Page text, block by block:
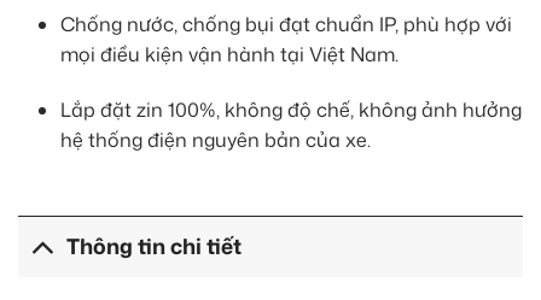
Chống nước, chống bụi đạt chuẩn IP, phù hợp với
mọi điều kiện vận hành tại Việt Nam.
Lắp đặt zin 100%, không độ chế, không ảnh hưởng
hệ thống điện nguyên bản của xe.
Thông tin chi tiết